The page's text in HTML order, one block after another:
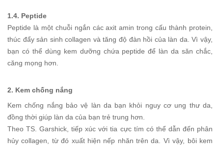
1.4. Peptide
Peptide là một chuỗi ngắn các axit amin trong cấu thành protein,
thúc đẩy sản sinh collagen và tăng độ đàn hồi của làn da. Vì vậy,
bạn có thể dùng kem dưỡng chứa peptide để làn da săn chắc,
căng mọng hơn.
2. Kem chống nắng
Kem chống nắng bảo vệ làn da bạn khỏi nguy cơ ung thư da,
đồng thời giúp làn da của bạn trẻ trung hơn.
Theo TS. Garshick, tiếp xúc với tia cực tím có thể dẫn đến phân
hủy collagen, từ đó xuất hiện nếp nhăn trên da. Vì vậy, bôi kem